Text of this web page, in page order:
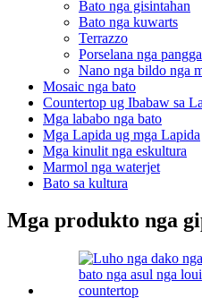
Bato nga gisintahan
Bato nga kuwarts
Terrazzo
Porselana nga
Nano nga bildo nga
Mosaic nga bato
Countertop ug Ibabaw sa
Mga lababo nga bato
Mga Lapida ug mga Lapida
Mga kinulit nga eskultura
Marmol nga waterjet
Bato sa kultura
Mga produkto nga